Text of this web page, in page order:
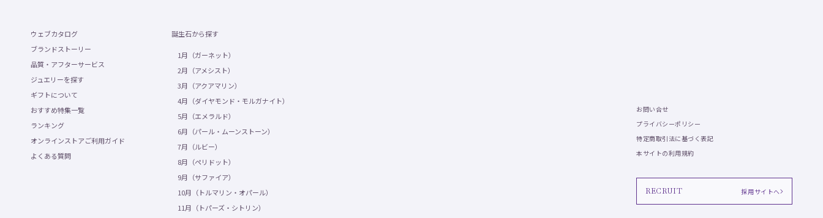
ウェブカタログ
ブランドストーリー
品質・アフターサービス
ジュエリーを探す
ギフトについて
おすすめ特集一覧
ランキング
オンラインストアご利用ガイド
よくある質問
誕生石から探す
1月（ガーネット）
2月（アメシスト）
3月（アクアマリン）
4月（ダイヤモンド・モルガナイト）
5月（エメラルド）
6月（パール・ムーンストーン）
7月（ルビー）
8月（ペリドット）
9月（サファイア）
10月（トルマリン・オパール）
11月（トパーズ・シトリン）
お問い合せ
プライバシーポリシー
特定商取引法に基づく表記
本サイトの利用規約
RECRUIT 採用サイトへ